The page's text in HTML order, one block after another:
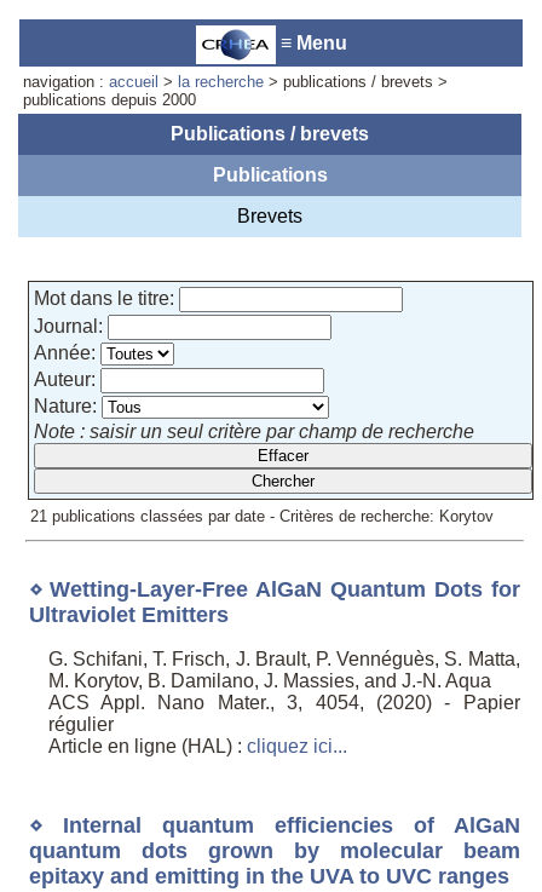
≡ Menu
navigation :accueil > la recherche > publications / brevets >
publications depuis 2000
Publications / brevets
Publications
Brevets
Mot dans le titre:
Journal:
Année:
Auteur:
Nature:
Note : saisir un seul critère par champ de recherche
21 publications classées par date - Critères de recherche: Korytov
⋄ Wetting-Layer-Free AlGaN Quantum Dots for
Ultraviolet Emitters
G. Schifani, T. Frisch, J. Brault, P. Vennéguès, S. Matta,
M. Korytov, B. Damilano, J. Massies, and J.-N. Aqua
ACS Appl. Nano Mater., 3, 4054, (2020) - Papier
régulier
Article en ligne (HAL) : cliquez ici...
⋄ Internal quantum efficiencies of AlGaN
quantum dots grown by molecular beam
epitaxy and emitting in the UVA to UVC ranges
Accueil du laboratoire :
Marie Cornuet
Téléphone: +33 4 93 95 42 00